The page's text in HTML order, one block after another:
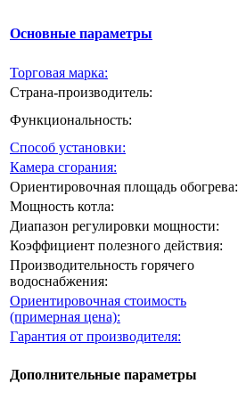
Основные параметры
Торговая марка:
Страна-производитель:
Функциональность:
Способ установки:
Камера сгорания:
Ориентировочная площадь обогрева:
Мощность котла:
Диапазон регулировки мощности:
Коэффициент полезного действия:
Производительность горячего
водоснабжения:
Ориентировочная стоимость
(примерная цена):
Гарантия от производителя:
Дополнительные параметры